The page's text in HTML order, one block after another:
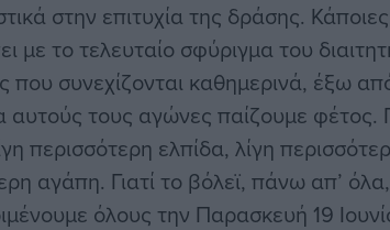
στην επιτυχία της δράσης.
με το τελευταίο σφύριγμα του
που συνεχίζονται καθημερινά, έξω
αυτούς τους αγώνες παίζουμε φέτος.
περισσότερη ελπίδα, λίγη
αγάπη. Γιατί το βόλεϊ, πάνω απ’
όλους την Παρασκευή 19